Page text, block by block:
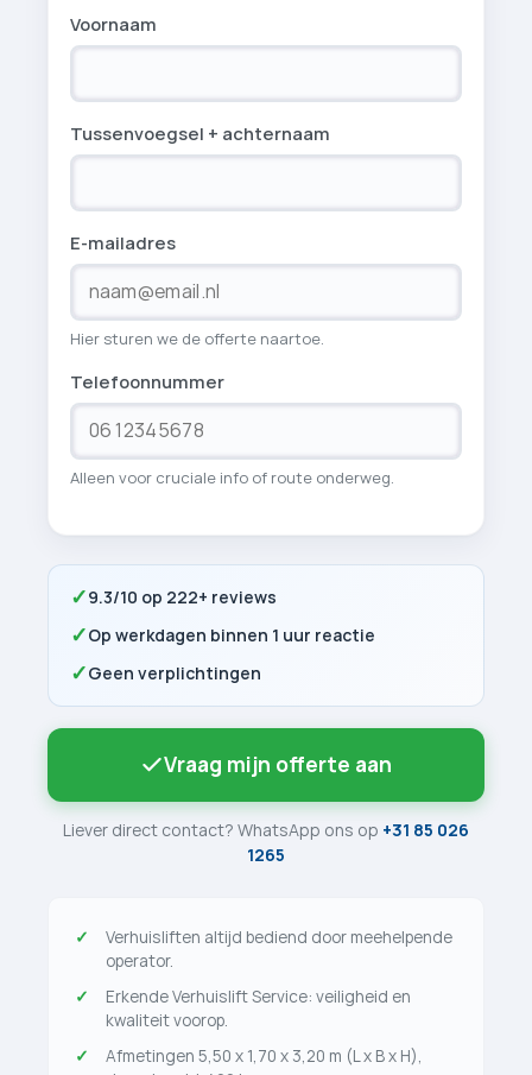
Voornaam
Tussenvoegsel + achternaam
E-mailadres
Hier sturen we de offerte naartoe.
Telefoonnummer
Alleen voor cruciale info of route onderweg.
✓9.3/10 op 222+ reviews
✓Op werkdagen binnen 1 uur reactie
✓Geen verplichtingen
Vraag mijn offerte aan
Liever direct contact? WhatsApp ons op +31 85 026
1265
Verhuisliften altijd bediend door meehelpende
operator.
Erkende Verhuislift Service: veiligheid en
kwaliteit voorop.
Afmetingen 5,50 x 1,70 x 3,20 m (L x B x H),